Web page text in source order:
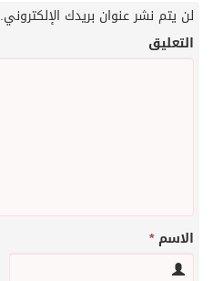
لن يتم نشر عنوان بريدك الإلكتروني.
التعليق
الاسم*